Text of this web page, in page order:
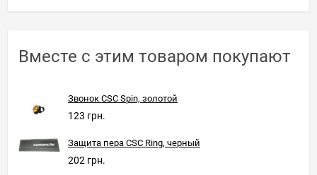
Вместе с этим товаром покупают
Звонок CSC Spin, золотой
123 грн.
Защита пера CSC Ring, черный
202 грн.